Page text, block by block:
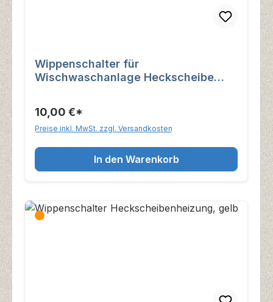
Wippenschalter für
Wischwaschanlage Heckscheibe
10,00 €*
Preise inkl. MwSt. zzgl. Versandkosten
In den Warenkorb